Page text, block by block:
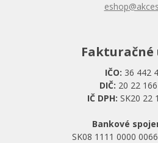
Fakturačné
IČO: 36 442
DIČ: 20 22
IČ DPH: SK20 22
Bankové
SK08 1111 0000